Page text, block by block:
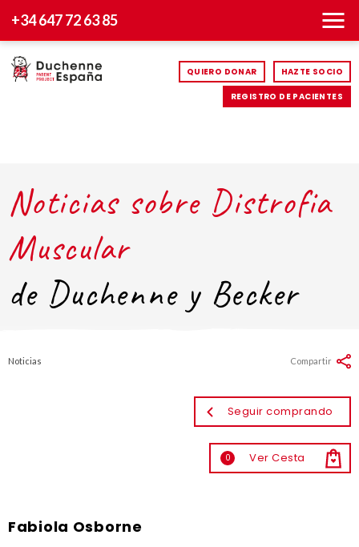
+34 647 72 63 85
QUIERO DONAR HAZTE SOCIO
REGISTRO DE PACIENTES
Noticias sobre Distrofia
Muscular
de Duchenne y Becker
Noticias
Seguir comprando
0 Ver Cesta
Compartir
Fabiola Osborne